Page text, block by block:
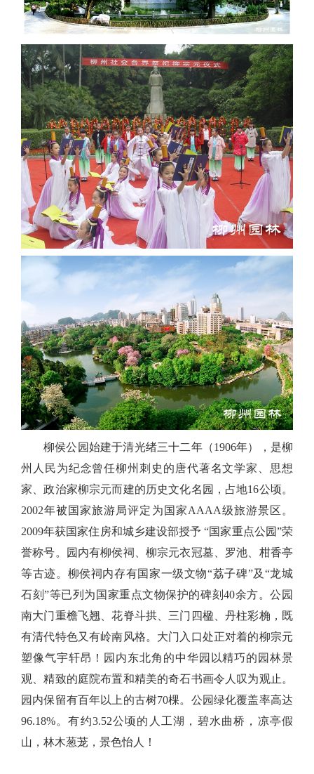
柳侯公园始建于清光绪三十二年（1906年），是柳
州人民为纪念曾任柳州刺史的唐代著名文学家、思想
家、政治家柳宗元而建的历史文化名园，占地16公顷。
2002年被国家旅游局评定为国家AAAA级旅游景区。
2009年获国家住房和城乡建设部授予 “国家重点公园”荣
誉称号。园内有柳侯祠、柳宗元衣冠墓、罗池、柑香亭
等古迹。柳侯祠内存有国家一级文物“荔子碑”及“龙城
石刻”等已列为国家重点文物保护的碑刻40余方。公园
南大门重檐飞翘、花脊斗拱、三门四楹、丹柱彩桷，既
有清代特色又有岭南风格。大门入口处正对着的柳宗元
塑像气宇轩昂！ 园内东北角的中华园以精巧的园林景
观、精致的庭院布置和精美的奇石书画令人叹为观止。
园内保留有百年以上的古树70棵。公园绿化覆盖率高达
96.18%。有约3.52公顷的人工湖，碧水曲桥，凉亭假
山，林木葱茏，景色怡人！